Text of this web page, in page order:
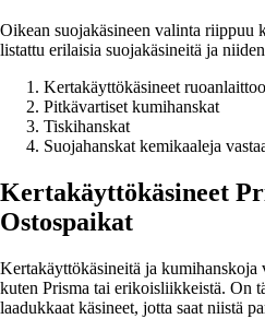
Oikean suojakäsineen valinta riippuu
listattu erilaisia suojakäsineitä ja
Kertakäyttökäsineet
Pitkävartiset kumihanskat
Tiskihanskat
Suojahanskat kemikaaleja
Kertakäyttökäsineet
Ostospaikat
Kertakäyttökäsineitä ja kumihanskoja
kuten Prisma tai erikoisliikkeistä. On
laadukkaat käsineet, jotta saat niistä